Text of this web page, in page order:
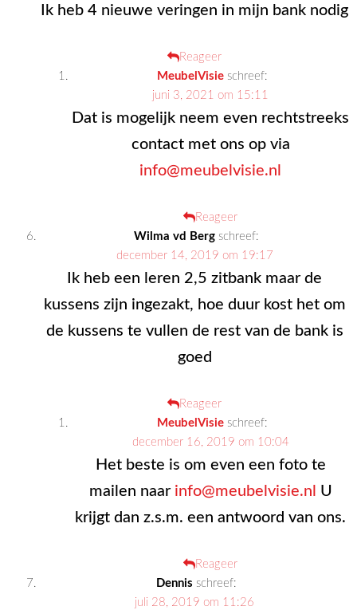
Ik heb 4 nieuwe veringen in mijn bank nodig
Reageer
MeubelVisie schreef:
juni 3, 2021 om 15:11
Dat is mogelijk neem even rechtstreeks
contact met ons op via
info@meubelvisie.nl
Reageer
Wilma vd Berg schreef:
december 14, 2019 om 19:17
Ik heb een leren 2,5 zitbank maar de
kussens zijn ingezakt, hoe duur kost het om
de kussens te vullen de rest van de bank is
goed
Reageer
MeubelVisie schreef:
december 16, 2019 om 10:04
Het beste is om even een foto te
mailen naar info@meubelvisie.nl U
krijgt dan z.s.m. een antwoord van ons.
Reageer
Dennis schreef:
juli 28, 2019 om 11:26